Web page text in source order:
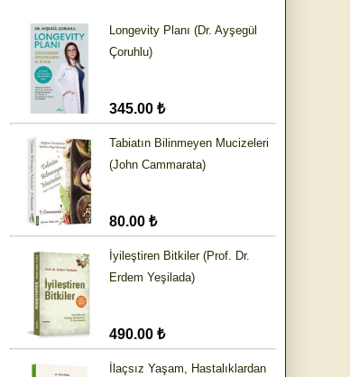
Longevity Planı (Dr. Ayşegül
Çoruhlu)
345.00 ₺
Tabiatın Bilinmeyen Mucizeleri
(John Cammarata)
80.00 ₺
İyileştiren Bitkiler (Prof. Dr.
Erdem Yeşilada)
490.00 ₺
İlaçsız Yaşam, Hastalıklardan